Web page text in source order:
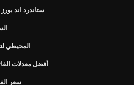
ستاندرد اند بورز 500 مؤشر العائد الشهري 2020
المحيطي
أفضل معدلات
سعر